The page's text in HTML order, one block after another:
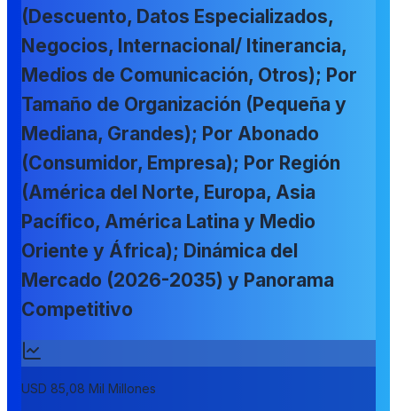
(Descuento, Datos Especializados,
Negocios, Internacional/ Itinerancia,
Medios de Comunicación, Otros); Por
Tamaño de Organización (Pequeña y
Mediana, Grandes); Por Abonado
(Consumidor, Empresa); Por Región
(América del Norte, Europa, Asia
Pacífico, América Latina y Medio
Oriente y África); Dinámica del
Mercado (2026-2035) y Panorama
Competitivo
USD 85,08 Mil Millones